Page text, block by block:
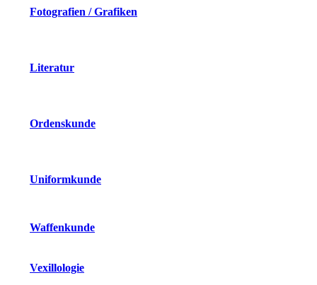
Fotografien / Grafiken
Literatur
Ordenskunde
Uniformkunde
Waffenkunde
Vexillologie